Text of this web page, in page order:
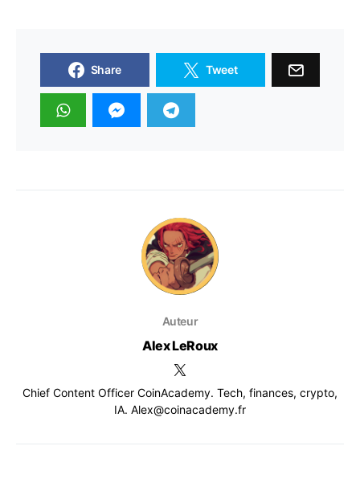
Share Tweet
Auteur
Alex LeRoux
Chief Content Officer CoinAcademy. Tech, finances, crypto,
IA. Alex@coinacademy.fr